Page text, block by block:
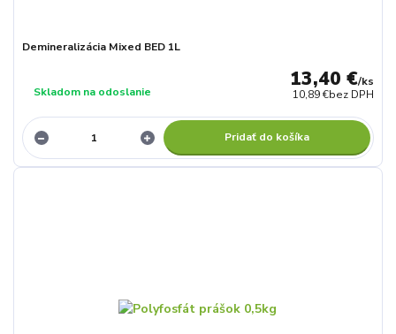
Demineralizácia Mixed BED 1L
13,40 €/ks
10,89 €bez DPH
Skladom na odoslanie
Pridať do košíka